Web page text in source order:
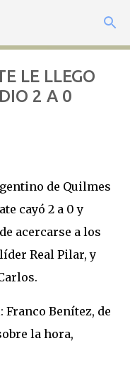
LE LLEGO
2 A 0
de Quilmes
cayó 2 a 0 y
acercarse a los
Real Pilar, y
Benítez, de
la hora,